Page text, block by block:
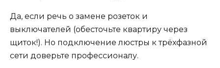
Да, если речь о замене розеток и
выключателей (обесточьте квартиру через
щиток!). Но подключение люстры к трёхфазной
сети доверьте профессионалу.